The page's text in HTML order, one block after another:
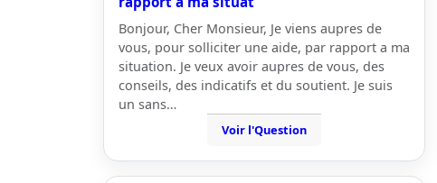
Bonjour, Cher Monsieur, Je viens aupres de
vous, pour solliciter une aide, par rapport a ma
situation. Je veux avoir aupres de vous, des
conseils, des indicatifs et du soutient. Je suis
un sans…
Voir l'Question